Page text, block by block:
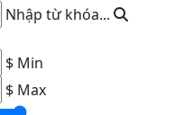
Nhập từ khóa...
$ Min
$ Max